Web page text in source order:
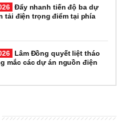
Đẩy nhanh tiến độ ba dự
tải điện trọng điểm tại phía
Lâm Đồng quyết liệt tháo
mắc các dự án nguồn điện